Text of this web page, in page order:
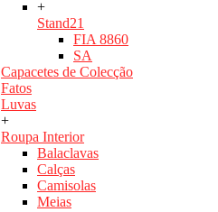
+
Stand21
FIA 8860
SA
Capacetes de Colecção
Fatos
Luvas
+
Roupa Interior
Balaclavas
Calças
Camisolas
Meias